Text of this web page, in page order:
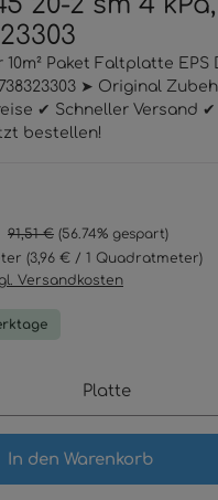
Paket Faltplatte EPS
➤ Original
✔ Schneller Versand ✔
bestellen!
Regulärer Preis:
91,51 € (56.74% gespart)
(3,96 € / 1 Quadratmeter)
Versandkosten
Gib den
Platte
In den Warenkorb